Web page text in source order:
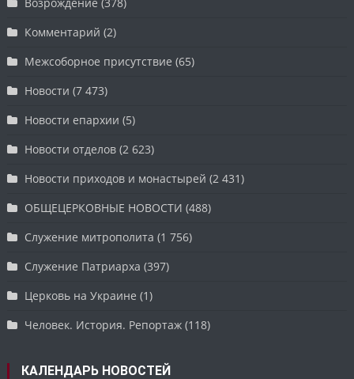
Комментарий (2)
Межсоборное присутствие (65)
Новости (7 473)
Новости епархии (5)
Новости отделов (2 623)
Новости приходов и монастырей (2 431)
ОБЩЕЦЕРКОВНЫЕ НОВОСТИ (488)
Служение митрополита (1 756)
Служение Патриарха (397)
Церковь на Украине (1)
Человек. История. Репортаж (118)
КАЛЕНДАРЬ НОВОСТЕЙ